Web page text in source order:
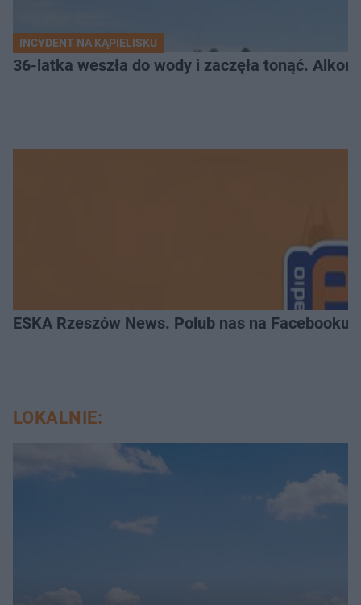
INCYDENT NA KĄPIELISKU
36-latka weszła do wody i zaczęła tonąć.
ESKA Rzeszów News. Polub nas na Facebooku!
LOKALNIE: